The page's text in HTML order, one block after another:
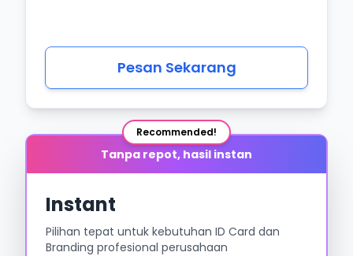
Pesan Sekarang
Recommended!
Tanpa repot, hasil instan
Instant
Pilihan tepat untuk kebutuhan ID Card dan
Branding profesional perusahaan